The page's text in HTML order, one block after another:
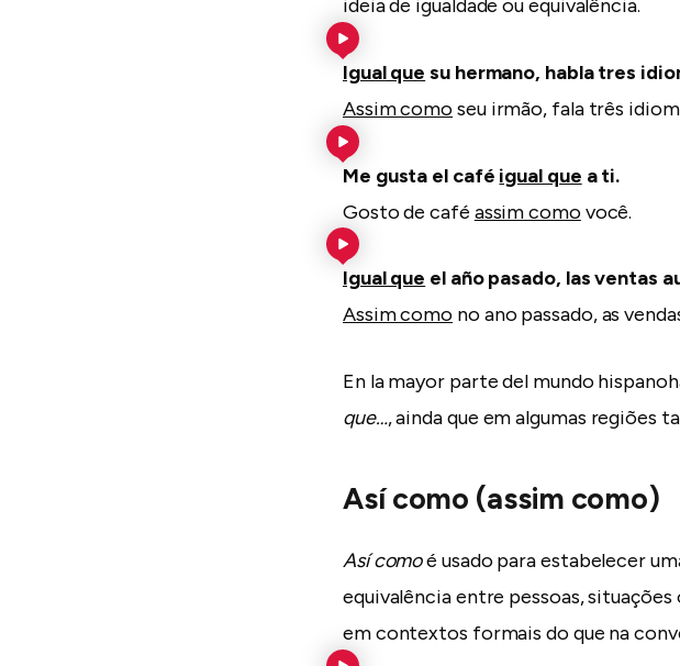
ideia de igualdade ou equivalência.
Igual que su hermano, habla tres
Assim comoseu irmão, fala três
Me gusta el café igual que a ti.
Gosto de café assim comovocê.
Igual que el año pasado, las ventas
Assim como no ano passado, as
En la mayor parte del mundo
que…, ainda que em algumas regiões
Así como (assim como)
Así comoé usado para estabelecer
equivalência entre pessoas,
em contextos formais do que na